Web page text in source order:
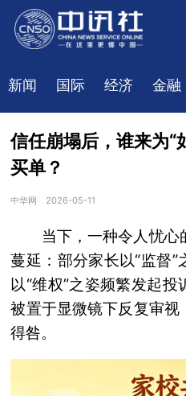
新闻 国际 经济 金融
信任崩塌后，谁来为“
买单？
中华网 2026-05-11
当下，一种令人忧心
蔓延：部分家长以“监督”
以“维权”之姿频繁发起
被置于显微镜下反复审
得咎。